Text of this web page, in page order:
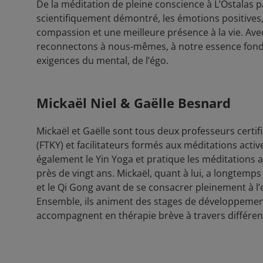
De la méditation de pleine conscience à L’Ostalas
scientifiquement démontré, les émotions
compassion et une meilleure présence à la vie.
reconnectons à nous-mêmes, à notre essence
exigences du mental, de l’égo.
Mickaël Niel & Gaëlle Besnard
Mickaël et Gaëlle sont tous deux professeurs
(FTKY) et facilitateurs formés aux méditations
également le Yin Yoga et pratique les méditations
près de vingt ans. Mickaël, quant à lui, a
et le Qi Gong avant de se consacrer pleinement à
Ensemble, ils animent des stages de
accompagnent en thérapie brève à travers